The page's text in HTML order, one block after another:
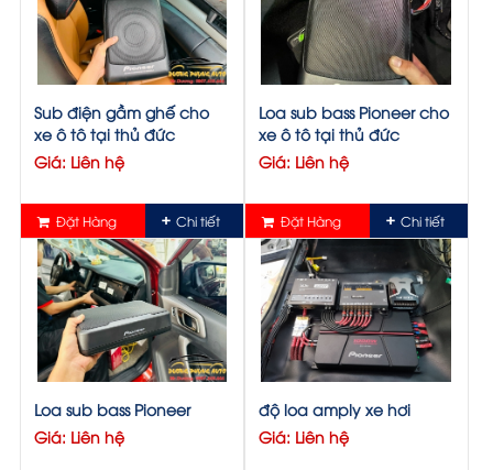
Sub điện gầm ghế cho
xe ô tô tại thủ đức
Giá: Liên hệ
Đặt Hàng Chi tiết
Loa sub bass Pioneer cho
xe ô tô tại thủ đức
Giá: Liên hệ
Đặt Hàng Chi tiết
Loa sub bass Pioneer
Giá: Liên hệ
độ loa amply xe hơi
Giá: Liên hệ